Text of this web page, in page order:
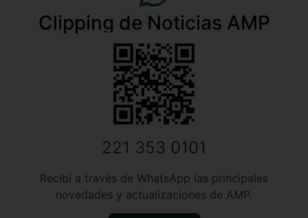
Clipping de Noticias AMP
221 353 0101
Recibí a través de WhatsApp las principales
novedades y actualizaciones de AMP.